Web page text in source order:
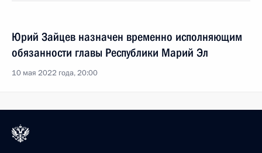
Юрий Зайцев назначен временно исполняющим
обязанности главы Республики Марий Эл
10 мая 2022 года, 20:00